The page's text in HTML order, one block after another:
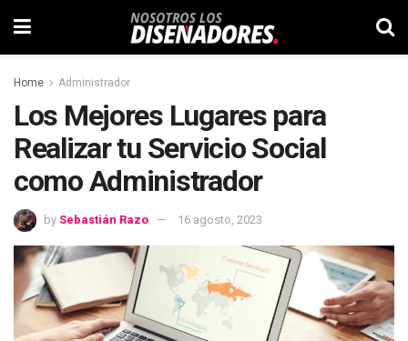
Home Administrador
Los Mejores Lugares para
Realizar tu Servicio Social
como Administrador
by Sebastián Razo 16 agosto, 2023